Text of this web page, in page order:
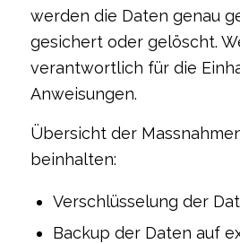
werden die Daten genau
gesichert oder gelöscht.
verantwortlich für die
Anweisungen.
Übersicht der
beinhalten:
Verschlüsselung der
Backup der Daten auf